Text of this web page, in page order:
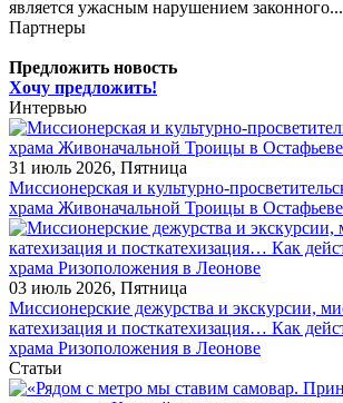
является ужасным нарушением законного...
Партнеры
Предложить новость
Хочу предложить!
Интервью
31 июль 2026, Пятница
Миссионерская и культурно-
храма Живоначальной Троицы в Остафьеве
03 июль 2026, Пятница
Миссионерские дежурства и экскурсии,
катехизация и посткатехизация… Как
храма Ризоположения в Леонове
Статьи